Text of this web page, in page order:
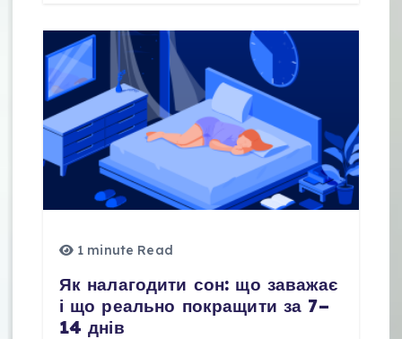
1 minute Read
Як налагодити сон: що заважає
і що реально покращити за 7–
14 днів